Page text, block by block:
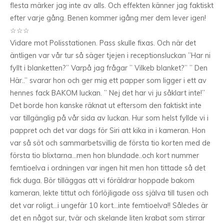
flesta märker jag inte av alls. Och effekten känner jag faktiskt
efter varje gång. Benen kommer igång mer dem lever igen!
☆☆☆
Vidare mot Polisstationen. Pass skulle fixas. Och när det
äntligen var vår tur så säger tjejen i receptionsluckan ”Har ni
fyllt i blanketten?” Varpå jag frågar ” Vilkeb blanket?” ” Den
Här..” svarar hon och ger mig ett papper som ligger i ett av
hennes fack BAKOM luckan. ” Nej det har vi ju såklart inte!”
Det borde hon kanske räknat ut eftersom den faktiskt inte
var tillgänglig på vår sida av luckan. Hur som helst fyllde vi i
pappret och det var dags för Siri att kika in i kameran. Hon
var så söt och sammarbetsvillig de första tio korten med de
första tio blixtarna…men hon blundade..och kort nummer
femtioelva i ordningen var ingen hit men hon tittade så det
fick duga. Bör tilläggas att vi föräldrar hoppade bakom
kameran, lekte tittut och förlöjligade oss själva till tusen och
det var roligt…i ungefär 10 kort…inte femtioelva!! Således är
det en något sur, tvär och skelande liten krabat som stirrar